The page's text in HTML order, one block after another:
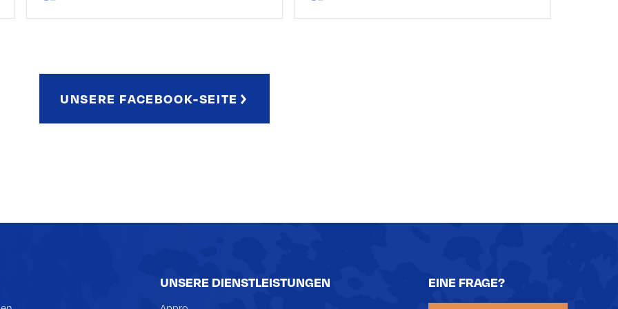
Demain, le jeudi 14/05/2026, et le vendredi
15/05/2026, le magasin et les bureaux
UNSERE FACEBOOK-SEITE
UNSERE DIENSTLEISTUNGEN EINE FRAGE?